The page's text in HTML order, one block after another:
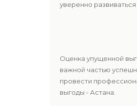
уверенно
Оценка упущенной
важной частью
провести
выгоды - Астана.